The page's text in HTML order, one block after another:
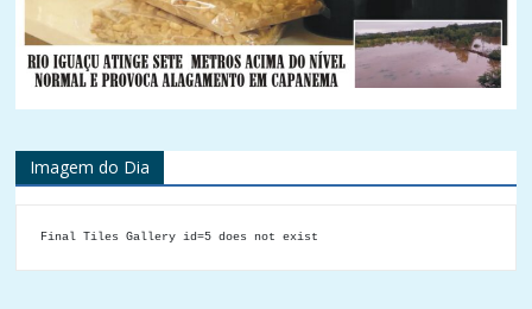
Imagem do Dia
Final Tiles Gallery id=5 does not exist